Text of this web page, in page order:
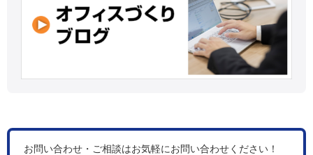
お問い合わせ・ご相談はお気軽にお問い合わせください！